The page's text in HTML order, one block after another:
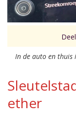
In de auto en thuis
ether